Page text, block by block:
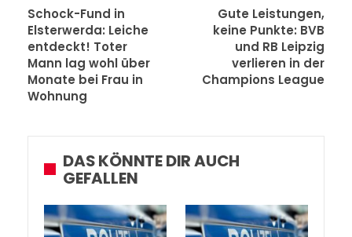
Schock-Fund in
Elsterwerda: Leiche
entdeckt! Toter
Mann lag wohl über
Monate bei Frau in
Wohnung
Gute Leistungen,
keine Punkte: BVB
und RB Leipzig
verlieren in der
Champions League
DAS KÖNNTE DIR AUCH
GEFALLEN